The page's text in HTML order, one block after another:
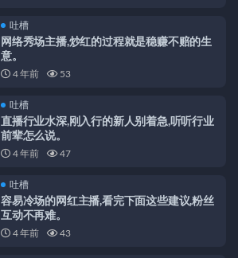
吐槽
网络秀场主播,炒红的过程就是稳赚不赔的生
意。
4 年前 53
吐槽
直播行业水深,刚入行的新人别着急,听听行业
前辈怎么说。
4 年前 47
吐槽
容易冷场的网红主播,看完下面这些建议,粉丝
互动不再难。
4 年前 43